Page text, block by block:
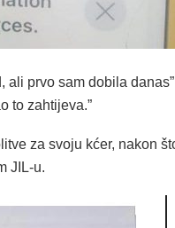
ali prvo sam dobila
to zahtijeva.”
za svoju kćer, nakon
JIL-u.